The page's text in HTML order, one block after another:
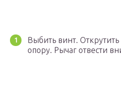
Выбить винт.
опору. Рычаг отвести